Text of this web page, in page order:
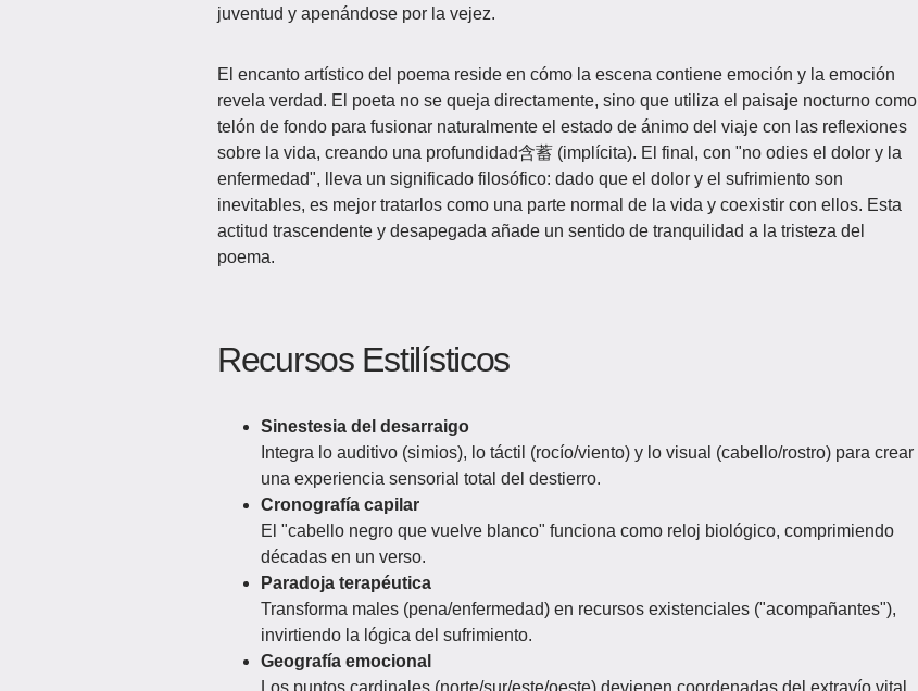
juventud y apenándose por la vejez.
El encanto artístico del poema reside en ​​cómo la escena contiene emoción y la emoción
revela verdad​​. El poeta no se queja directamente, sino que utiliza el paisaje nocturno como
telón de fondo para fusionar naturalmente el estado de ánimo del viaje con las reflexiones
sobre la vida, creando una profundidad含蓄 (implícita). El final, con "no odies el dolor y la
enfermedad", lleva un significado filosófico: dado que el dolor y el sufrimiento son
inevitables, es mejor tratarlos como una parte normal de la vida y coexistir con ellos. Esta
actitud trascendente y desapegada añade un sentido de tranquilidad a la tristeza del
poema.
Recursos Estilísticos
Sinestesia del desarraigo
Integra lo auditivo (simios), lo táctil (rocío/viento) y lo visual (cabello/rostro) para crear
una experiencia sensorial total del destierro.
Cronografía capilar
El "cabello negro que vuelve blanco" funciona como reloj biológico, comprimiendo
décadas en un verso.
Paradoja terapéutica
Transforma males (pena/enfermedad) en recursos existenciales ("acompañantes"),
invirtiendo la lógica del sufrimiento.
Geografía emocional
Los puntos cardinales (norte/sur/este/oeste) devienen coordenadas del extravío vital,